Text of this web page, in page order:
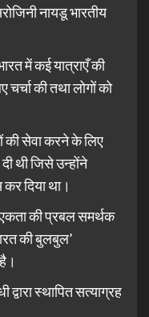
नायडू भारतीय
में कई यात्राएँ की
की तथा लोगों को
की सेवा करने के लिए
थी जिसे उन्होंने
दिया था।
की प्रबल समर्थक
की बुलबुल’
द्वारा स्थापित सत्याग्रह